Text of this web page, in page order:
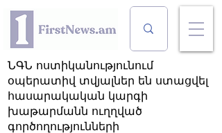
ՆԳՆ ոստիկանությունում
օպերատիվ տվյալներ են ստացվել
հասարակական կարգի
խաթարմանն ուղղված
գործողությունների